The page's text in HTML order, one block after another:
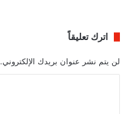
اترك تعليقاً
لن يتم نشر عنوان بريدك الإلكتروني.